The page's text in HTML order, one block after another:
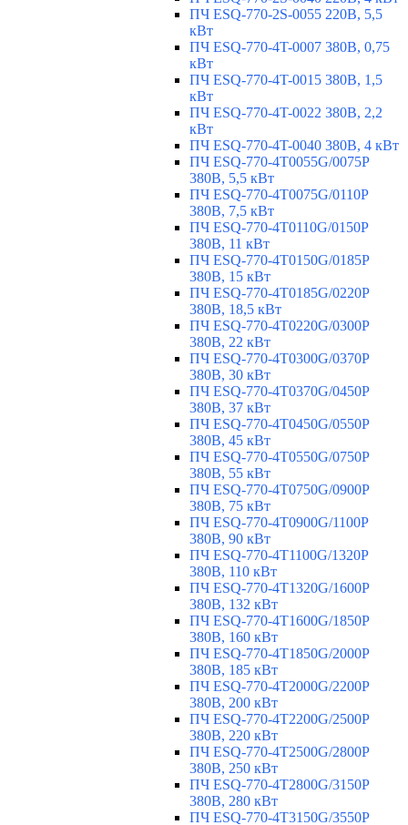
ПЧ ESQ-770-2S-0055 220В, 5,5
кВт
ПЧ ESQ-770-4T-0007 380В, 0,75
кВт
ПЧ ESQ-770-4T-0015 380В, 1,5
кВт
ПЧ ESQ-770-4T-0022 380В, 2,2
кВт
ПЧ ESQ-770-4T-0040 380В, 4 кВт
ПЧ ESQ-770-4T0055G/0075P
380В, 5,5 кВт
ПЧ ESQ-770-4T0075G/0110P
380В, 7,5 кВт
ПЧ ESQ-770-4T0110G/0150P
380В, 11 кВт
ПЧ ESQ-770-4T0150G/0185P
380В, 15 кВт
ПЧ ESQ-770-4T0185G/0220P
380В, 18,5 кВт
ПЧ ESQ-770-4T0220G/0300P
380В, 22 кВт
ПЧ ESQ-770-4T0300G/0370P
380В, 30 кВт
ПЧ ESQ-770-4T0370G/0450P
380В, 37 кВт
ПЧ ESQ-770-4T0450G/0550P
380В, 45 кВт
ПЧ ESQ-770-4T0550G/0750P
380В, 55 кВт
ПЧ ESQ-770-4T0750G/0900P
380В, 75 кВт
ПЧ ESQ-770-4T0900G/1100P
380В, 90 кВт
ПЧ ESQ-770-4T1100G/1320P
380В, 110 кВт
ПЧ ESQ-770-4T1320G/1600P
380В, 132 кВт
ПЧ ESQ-770-4T1600G/1850P
380В, 160 кВт
ПЧ ESQ-770-4T1850G/2000P
380В, 185 кВт
ПЧ ESQ-770-4T2000G/2200P
380В, 200 кВт
ПЧ ESQ-770-4T2200G/2500P
380В, 220 кВт
ПЧ ESQ-770-4T2500G/2800P
380В, 250 кВт
ПЧ ESQ-770-4T2800G/3150P
380В, 280 кВт
ПЧ ESQ-770-4T3150G/3550P